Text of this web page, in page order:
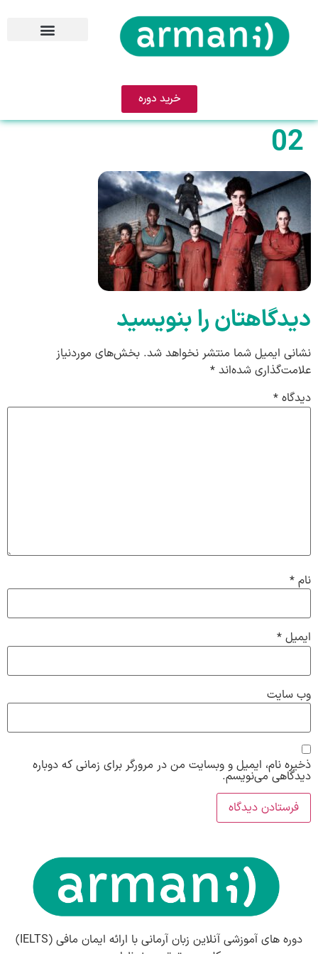
خرید دوره
02
دیدگاهتان را بنویسید
نشانی ایمیل شما منتشر نخواهد شد. بخش‌های موردنیاز
علامت‌گذاری شده‌اند *
دیدگاه *
نام *
ایمیل *
وب‌ سایت
ذخیره نام، ایمیل و وبسایت من در مرورگر برای زمانی که دوباره
دیدگاهی می‌نویسم.
دوره های آموزشی آنلاین زبان آرمانی با ارائه ایمان مافی (IELTS)